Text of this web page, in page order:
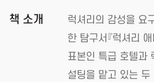
책 소개
럭셔리의 감성을 요
한 탐구서『럭셔리
표본인 특급 호텔과
설팅을 맡고 있는 두